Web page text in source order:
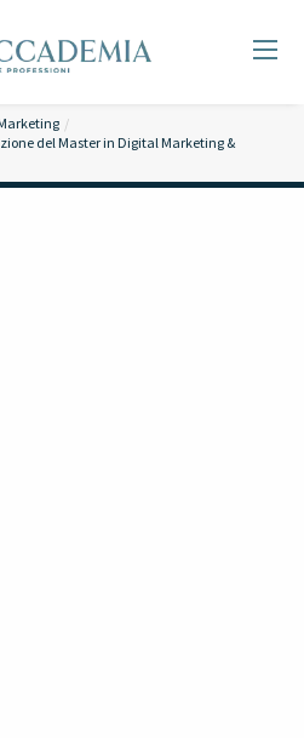
del Master in Digital Marketing &